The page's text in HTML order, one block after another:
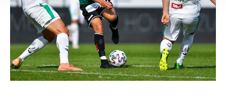
Empfänger entnehmen Sie unserer
Datenschutzerklärung.